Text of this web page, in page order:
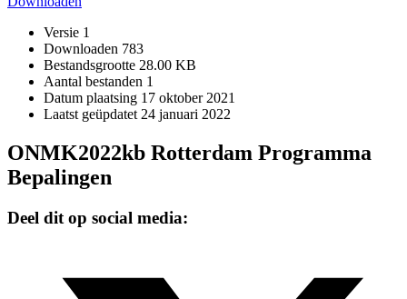
Versie 1
Downloaden 783
Bestandsgrootte 28.00 KB
Aantal bestanden 1
Datum plaatsing 17 oktober 2021
Laatst geüpdatet 24 januari 2022
ONMK2022kb Rotterdam Programma
Bepalingen
Deel dit op social media: